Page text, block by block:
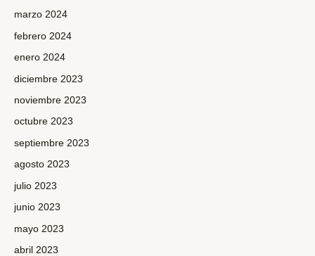
marzo 2024
febrero 2024
enero 2024
diciembre 2023
noviembre 2023
octubre 2023
septiembre 2023
agosto 2023
julio 2023
junio 2023
mayo 2023
abril 2023